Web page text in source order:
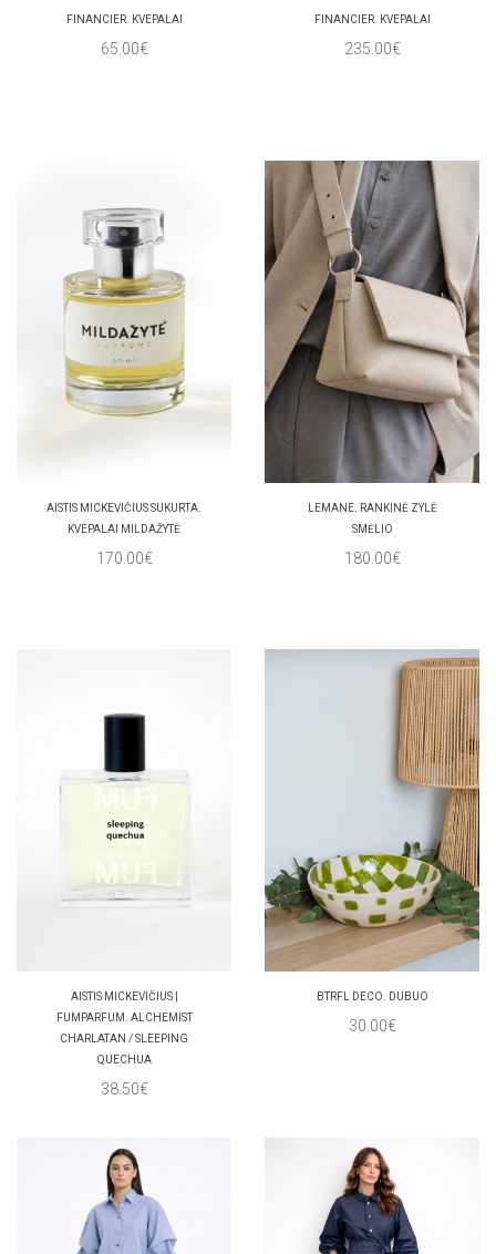
FINANCIER. KVEPALAI
65.00€
FINANCIER. KVEPALAI
235.00€
AISTIS MICKEVIČIUS SUKURTA.
KVEPALAI MILDAŽYTĖ
170.00€
LEMANE. RANKINĖ ZYLĖ
SMĖLIO
180.00€
AISTIS MICKEVIČIUS |
FUMPARFUM. ALCHEMIST
CHARLATAN / SLEEPING
QUECHUA
38.50€
BTRFL DECO. DUBUO
30.00€